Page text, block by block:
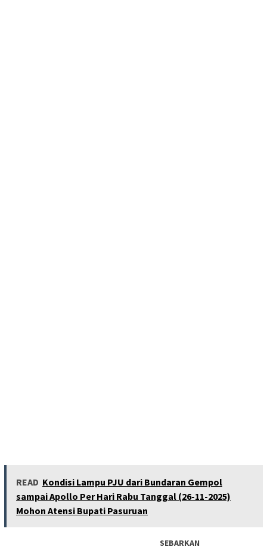
READ Kondisi Lampu PJU dari Bundaran Gempol
sampai Apollo Per Hari Rabu Tanggal (26-11-2025)
Mohon Atensi Bupati Pasuruan
SEBARKAN